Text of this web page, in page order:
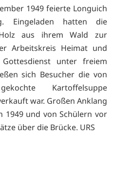
1949 feierte Longuich
Eingeladen hatten die
aus ihrem Wald zur
Arbeitskreis Heimat und
unter freiem
sich Besucher die von
Kartoffelsuppe
war. Großen Anklang
1949 und von Schülern vor
über die Brücke. URS